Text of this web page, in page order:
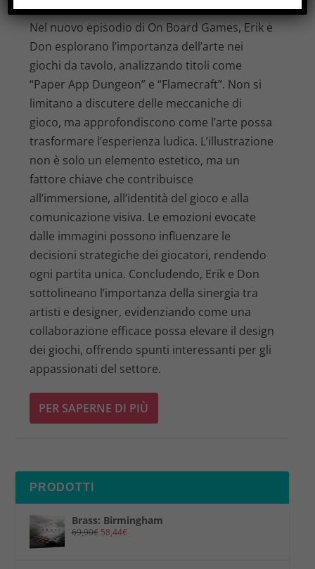
di|Mar 17, 2026|Notizie|0 |
Nel nuovo episodio di On Board Games, Erik e
Don esplorano l’importanza dell’arte nei
giochi da tavolo, analizzando titoli come
“Paper App Dungeon” e “Flamecraft”. Non si
limitano a discutere delle meccaniche di
gioco, ma approfondiscono come l’arte possa
trasformare l’esperienza ludica. L’illustrazione
non è solo un elemento estetico, ma un
fattore chiave che contribuisce
all’immersione, all’identità del gioco e alla
comunicazione visiva. Le emozioni evocate
dalle immagini possono influenzare le
decisioni strategiche dei giocatori, rendendo
ogni partita unica. Concludendo, Erik e Don
sottolineano l’importanza della sinergia tra
artisti e designer, evidenziando come una
collaborazione efficace possa elevare il design
dei giochi, offrendo spunti interessanti per gli
appassionati del settore.
PER SAPERNE DI PIÙ
PRODOTTI
Brass: Birmingham
69,90€ 58,44€